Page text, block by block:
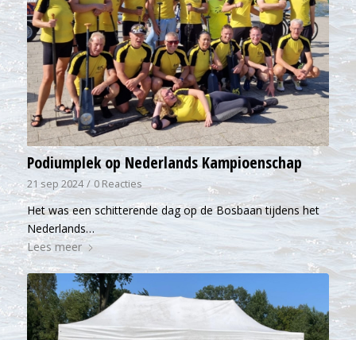
Podiumplek op Nederlands Kampioenschap
21 sep 2024 / 0 Reacties
Het was een schitterende dag op de Bosbaan tijdens het
Nederlands…
Lees meer